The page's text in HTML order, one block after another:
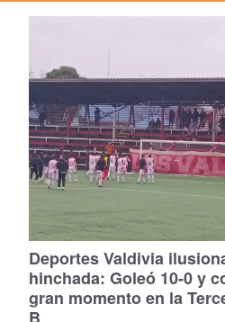
Deportes Valdivia
hinchada: Goleó 10-0 y
gran momento en la